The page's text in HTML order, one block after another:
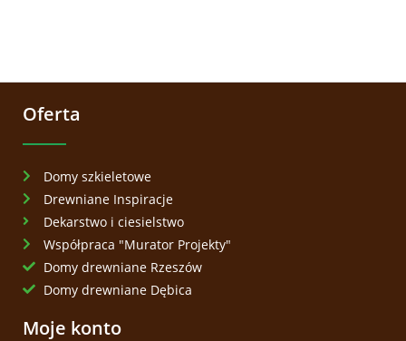
Oferta
Domy szkieletowe
Drewniane Inspiracje
Dekarstwo i ciesielstwo
Współpraca "Murator Projekty"
Domy drewniane Rzeszów
Domy drewniane Dębica
Moje konto